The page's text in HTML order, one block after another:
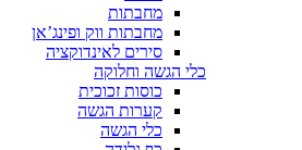
מחבתות
מחבתות ווק ופינג’אן
סירים לאינדוקציה
כלי הגשה וחלוקה
כוסות זכוכית
קערות הגשה
כלי הגשה